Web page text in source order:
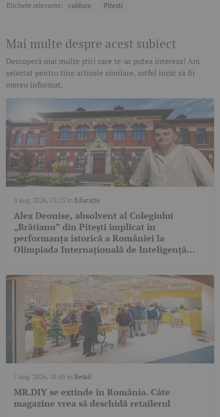
Etichete relevante: caldura Pitesti
Mai multe despre acest subiect
Descoperă mai multe știri care te-ar putea interesa! Am
selectat pentru tine articole similare, astfel încât să fii
mereu informat.
8 aug. 2026, 13:13în Educație
Alex Deonise, absolvent al Colegiului
„Brătianu” din Pitești implicat în
performanța istorică a României la
Olimpiada Internațională de Inteligență
7 aug. 2026, 18:45 în Retail
MR.DIY se extinde în România. Câte
magazine vrea să deschidă retailerul